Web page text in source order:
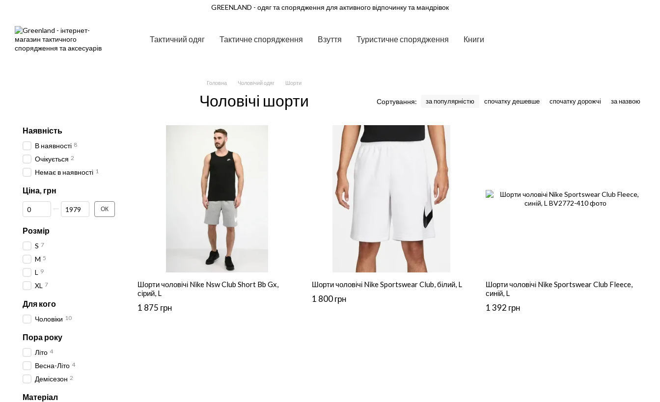
GREENLAND - одяг та спорядження для активного відпочинку та мандрівок
Тактичний одяг Тактичне спорядження Взуття Туристичне спорядження Книги
Головна Чоловічий одяг Шорти
Чоловічі шорти Сортування: за популярністю спочатку дешевше спочатку дорожчі за назвою
Шорти чоловічі Nike Nsw Club Short Bb Gx,
сірий, L
1 875 грн
Шорти чоловічі Nike Sportswear Club, білий, L
1 800 грн
Шорти чоловічі Nike Sportswear Club Fleece,
синій, L
1 392 грн
Наявність
В наявності 8
Очікується 2
Немає в наявності 1
Ціна, грн
Від Ціна, грн
До Ціна, грн ОК
Розмір
S 7
M 5
L 9
XL 7
Для кого
Чоловіки 10
Пора року
Літо 4
Весна-Літо 4
Демісезон 2
Матеріал